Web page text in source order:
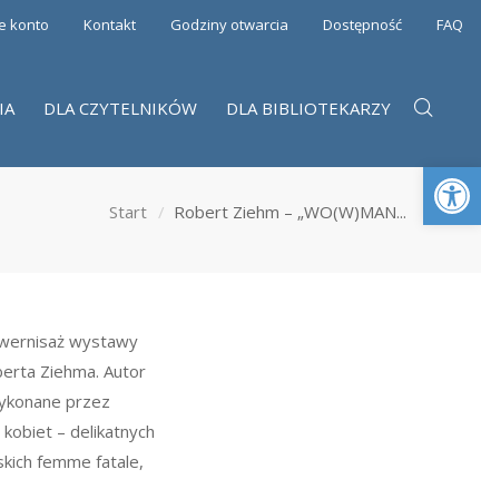
konto Kontakt Godziny otwarcia Dostępność FAQ
DLA CZYTELNIKÓW DLA BIBLIOTEKARZY
Start Robert Ziehm – „WO(W)MAN...
wystawy
Ziehma. Autor
przez
– delikatnych
femme fatale,